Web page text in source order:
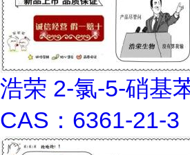
浩荣 2-氯-5-硝基
CAS：6361-21-3